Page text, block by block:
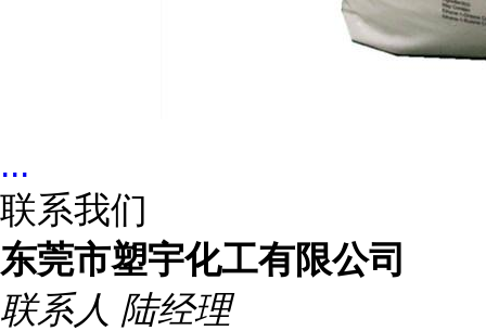
...
联系我们
东莞市塑宇化工有限公司
联系人 陆经理